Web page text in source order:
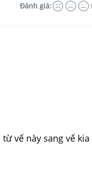
Đánh giá:
vế này sang vế kia